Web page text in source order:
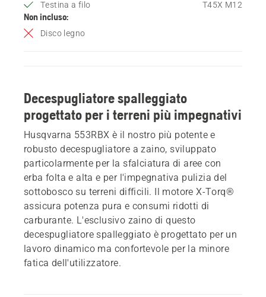
Testina a filo
T45X M12
Non incluso:
Disco legno
Decespugliatore spalleggiato
progettato per i terreni più impegnativi
Husqvarna 553RBX è il nostro più potente e
robusto decespugliatore a zaino, sviluppato
particolarmente per la sfalciatura di aree con
erba folta e alta e per l'impegnativa pulizia del
sottobosco su terreni difficili. Il motore X-Torq®
assicura potenza pura e consumi ridotti di
carburante. L'esclusivo zaino di questo
decespugliatore spalleggiato è progettato per un
lavoro dinamico ma confortevole per la minore
fatica dell'utilizzatore.